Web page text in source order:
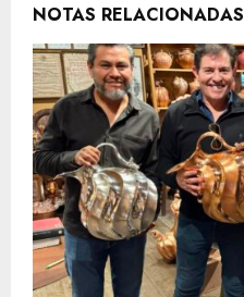
NOTAS RELACIONADAS